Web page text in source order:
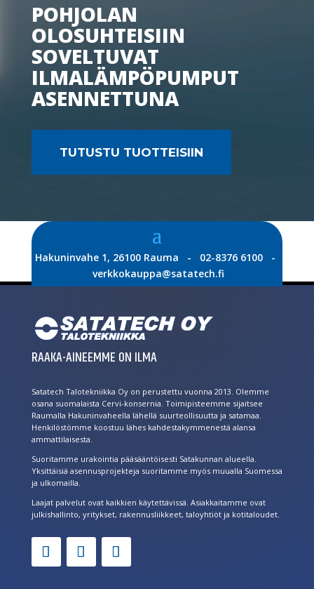
POHJOLAN
OLOSUHTEISIIN
SOVELTUVAT
ILMALÄMPÖPUMPUT
ASENNETTUNA
TUTUSTU TUOTTEISIIN
Hakuninvahe 1, 26100 Rauma - 02-8376 6100 -
verkkokauppa@satatech.fi
RAAKA-AINEEMME ON ILMA
Satatech Talotekniikka Oy on perustettu vuonna 2013. Olemme
osana suomalaista Cervi-konsernia. Toimipisteemme sijaitsee
Raumalla Hakuninvaheella lähellä suurteollisuutta ja satamaa.
Henkilöstömme koostuu lähes kahdestakymmenestä alansa
ammattilaisesta.
Suoritamme urakointia pääsääntöisesti Satakunnan alueella.
Yksittäisiä asennusprojekteja suoritamme myös muualla Suomessa
ja ulkomailla.
Laajat palvelut ovat kaikkien käytettävissä. Asiakkaitamme ovat
julkishallinto, yritykset, rakennusliikkeet, taloyhtiöt ja kotitaloudet.